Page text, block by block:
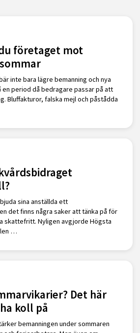
företaget mot
inte bara lägre bemanning och nya
en period då bedragare passar på att
Bluffakturor, falska mejl och påstådda
sina anställda ett
det finns några saker att tänka på för
skattefritt. Nyligen avgjorde Högsta
…
Det här
koll på
bemanningen under sommaren